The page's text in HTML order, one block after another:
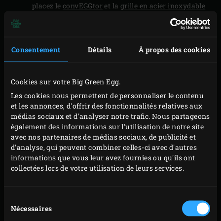
Consentement Détails À propos des cookies
Cookies sur votre Big Green Egg.
Les cookies nous permettent de personnaliser le contenu
et les annonces, d'offrir des fonctionnalités relatives aux
médias sociaux et d'analyser notre trafic. Nous partageons
également des informations sur l'utilisation de notre site
avec nos partenaires de médias sociaux, de publicité et
d'analyse, qui peuvent combiner celles-ci avec d'autres
informations que vous leur avez fournies ou qu'ils ont
collectées lors de votre utilisation de leurs services.
duNécessaires
placez leconvEGGtor et la grille en acier inoxydable
dans l’EGG. Placez le couvercle contenant le
mélange de noix sur la grille, fermez le couvercle de
l’EGG et faites fumer les noix pendant environ 15
minutes. La mise en place du convEGGtor permettra
c’est le but recherché.
Pendant ce temps, pour la pâte, mettez le beurre, les
pépites de chocolat et la poudre de cacao dans la
cocotte. Retirez de l’EGG le couvercle avec les noix
fumées et versez-les dans un plat. Placez la cocotte
sur la grille et refermez le couvercle de l’EGG. Portez
la température à 150 °C pendant que le beurre et le
œufs avec le sucre dans un robot jusqu’à ce que le
tout blanchisse.